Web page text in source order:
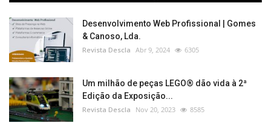
Desenvolvimento Web Profissional | Gomes
& Canoso, Lda.
Revista Descla Abr 9, 2024 6305
Um milhão de peças LEGO® dão vida à 2ª
Edição da Exposição...
Revista Descla Nov 20, 2023 8585